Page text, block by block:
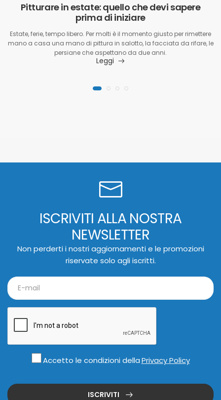
Pitturare in estate: quello che devi sapere
prima di iniziare
Estate, ferie, tempo libero. Per molti è il momento giusto per rimettere
mano a casa una mano di pittura in salotto, la facciata da rifare, le
persiane che aspettano da due anni.
Leggi
ISCRIVITI ALLA NOSTRA
NEWSLETTER
Non perderti i nostri aggiornamenti e le promozioni
riservate solo agli iscritti.
Accetto le condizioni dellaPrivacy Policy
ISCRIVITI